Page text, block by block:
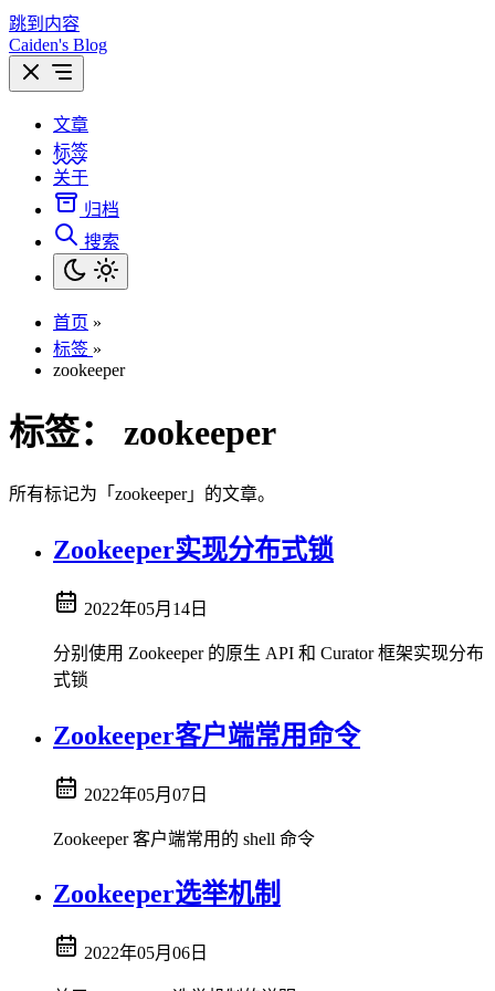
跳到内容
Caiden's Blog
文章
标签
关于
归档
搜索
首页 »
标签 »
zookeeper
标签： zookeeper
所有标记为「zookeeper」的文章。
Zookeeper实现分布式锁
2022年05月14日
分别使用 Zookeeper 的原生 API 和 Curator 框架实现分布
式锁
Zookeeper客户端常用命令
2022年05月07日
Zookeeper 客户端常用的 shell 命令
Zookeeper选举机制
2022年05月06日